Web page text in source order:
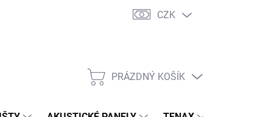
CZK
NÁKUPNÍ
PRÁZDNÝ KOŠÍK